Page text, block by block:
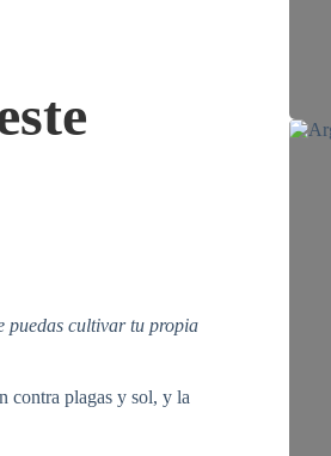
puedas cultivar tu propia
contra plagas y sol, y la